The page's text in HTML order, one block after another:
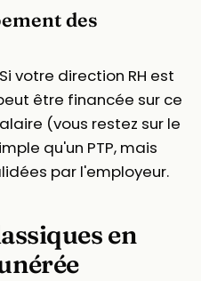
des
votre direction RH est
être financée sur ce
(vous restez sur le
qu'un PTP, mais
par l'employeur.
en